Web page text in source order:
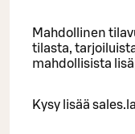
Mahdollinen
tilasta,
mahdollisista
Kysy lisää